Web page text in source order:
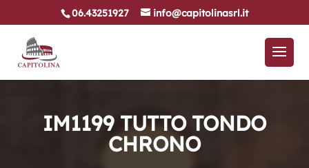
06.43251927 info@capitolinasrl.it
IM1199 TUTTO TONDO
CHRONO